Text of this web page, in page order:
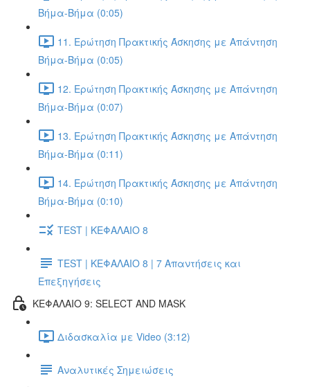
Βήμα-Βήμα (0:05)
11. Ερώτηση Πρακτικής Άσκησης με Απάντηση
Βήμα-Βήμα (0:05)
12. Ερώτηση Πρακτικής Άσκησης με Απάντηση
Βήμα-Βήμα (0:07)
13. Ερώτηση Πρακτικής Άσκησης με Απάντηση
Βήμα-Βήμα (0:11)
14. Ερώτηση Πρακτικής Άσκησης με Απάντηση
Βήμα-Βήμα (0:10)
TEST | ΚΕΦΑΛΑΙΟ 8
TEST | ΚΕΦΑΛΑΙΟ 8 | 7 Απαντήσεις και
Επεξηγήσεις
ΚΕΦΑΛΑΙΟ 9: SELECT AND MASK
Διδασκαλία με Video (3:12)
Αναλυτικές Σημειώσεις